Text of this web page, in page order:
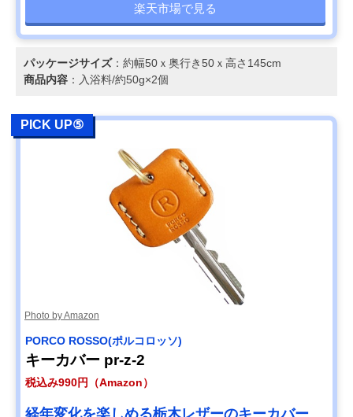
楽天市場で見る
パッケージサイズ：約幅50ｘ奥行き50ｘ高さ145cm
商品内容 ：入浴料/約50g×2個
PICK UP⑤
Photo by Amazon
PORCO ROSSO(ポルコロッソ)
キーカバー pr-z-2
税込み990円（Amazon）
経年変化を楽しめる栃木レザーのキーカバー